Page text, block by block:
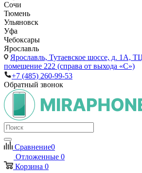
Сочи
Тюмень
Ульяновск
Уфа
Чебоксары
Ярославль
Ярославль, Тутаевское шоссе, д. 1А,
помещение 222 (справа от выхода «С»)
+7 (485) 260-99-53
Обратный звонок
Сравнение0
Отложенные 0
Корзина 0